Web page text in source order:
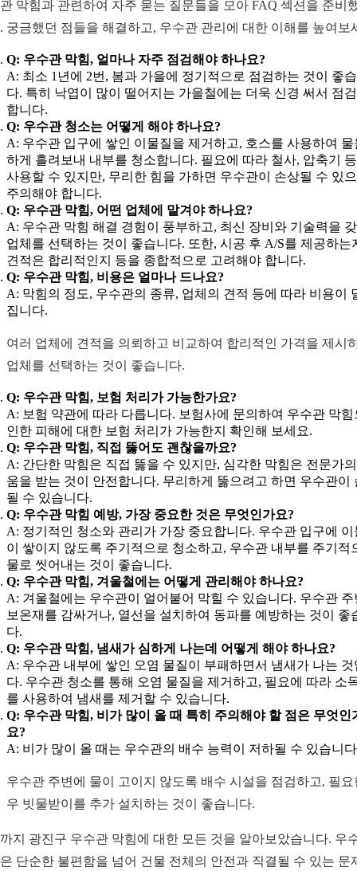
막힘과 관련하여 자주 묻는 질문들을 모아 FAQ 섹션을 준비
궁금했던 점들을 해결하고, 우수관 관리에 대한 이해를 높여보
Q: 우수관 막힘, 얼마나 자주 점검해야 하나요?
A: 최소 1년에 2번, 봄과 가을에 정기적으로 점검하는 것이 좋
다. 특히 낙엽이 많이 떨어지는 가을철에는 더욱 신경 써서 점
합니다.
Q: 우수관 청소는 어떻게 해야 하나요?
A: 우수관 입구에 쌓인 이물질을 제거하고, 호스를 사용하여 물
하게 흘려보내 내부를 청소합니다. 필요에 따라 철사, 압축기
사용할 수 있지만, 무리한 힘을 가하면 우수관이 손상될 수 있
주의해야 합니다.
Q: 우수관 막힘, 어떤 업체에 맡겨야 하나요?
A: 우수관 막힘 해결 경험이 풍부하고, 최신 장비와 기술력을
업체를 선택하는 것이 좋습니다. 또한, 시공 후 A/S를 제공하는
견적은 합리적인지 등을 종합적으로 고려해야 합니다.
Q: 우수관 막힘, 비용은 얼마나 드나요?
A: 막힘의 정도, 우수관의 종류, 업체의 견적 등에 따라 비용이
집니다.
여러 업체에 견적을 의뢰하고 비교하여 합리적인 가격을 제시
업체를 선택하는 것이 좋습니다.
Q: 우수관 막힘, 보험 처리가 가능한가요?
A: 보험 약관에 따라 다릅니다. 보험사에 문의하여 우수관 막힘
인한 피해에 대한 보험 처리가 가능한지 확인해 보세요.
Q: 우수관 막힘, 직접 뚫어도 괜찮을까요?
A: 간단한 막힘은 직접 뚫을 수 있지만, 심각한 막힘은 전문가
움을 받는 것이 안전합니다. 무리하게 뚫으려고 하면 우수관이
될 수 있습니다.
Q: 우수관 막힘 예방, 가장 중요한 것은 무엇인가요?
A: 정기적인 청소와 관리가 가장 중요합니다. 우수관 입구에 이
이 쌓이지 않도록 주기적으로 청소하고, 우수관 내부를 주기적
물로 씻어내는 것이 좋습니다.
Q: 우수관 막힘, 겨울철에는 어떻게 관리해야 하나요?
A: 겨울철에는 우수관이 얼어붙어 막힐 수 있습니다. 우수관 주
보온재를 감싸거나, 열선을 설치하여 동파를 예방하는 것이 좋
다.
Q: 우수관 막힘, 냄새가 심하게 나는데 어떻게 해야 하나요?
A: 우수관 내부에 쌓인 오염 물질이 부패하면서 냄새가 나는 것
다. 우수관 청소를 통해 오염 물질을 제거하고, 필요에 따라 소
를 사용하여 냄새를 제거할 수 있습니다.
Q: 우수관 막힘, 비가 많이 올 때 특히 주의해야 할 점은 무엇인
요?
A: 비가 많이 올 때는 우수관의 배수 능력이 저하될 수 있습니
우수관 주변에 물이 고이지 않도록 배수 시설을 점검하고, 필요
우 빗물받이를 추가 설치하는 것이 좋습니다.
지 광진구 우수관 막힘에 대한 모든 것을 알아보았습니다. 우
단순한 불편함을 넘어 건물 전체의 안전과 직결될 수 있는 문